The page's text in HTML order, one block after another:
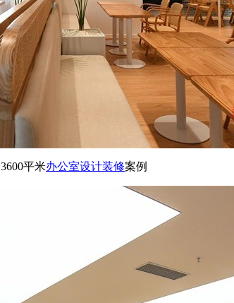
3600平米办公室设计装修案例